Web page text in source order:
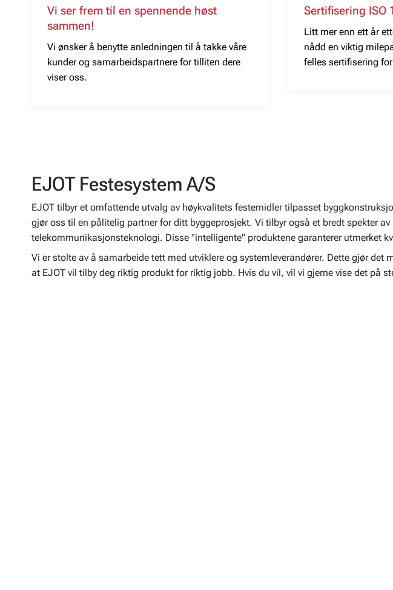
Vi ser frem til en spennende høst
sammen!
Vi ønsker å benytte anledningen til å takke våre
kunder og samarbeidspartnere for tilliten dere
viser oss.
Sertifisering ISO
Litt mer enn ett år
nådd en viktig
felles sertifisering
EJOT Festesystem A/S
EJOT tilbyr et omfattende utvalg av høykvalitets festemidler tilpasset
gjør oss til en pålitelig partner for ditt byggeprosjekt. Vi tilbyr også et bredt spekter
telekommunikasjonsteknologi. Disse "intelligente" produktene garanterer utmerket
Vi er stolte av å samarbeide tett med utviklere og systemleverandører. Dette gjør
at EJOT vil tilby deg riktig produkt for riktig jobb. Hvis du vil, vil vi gjerne vise det på